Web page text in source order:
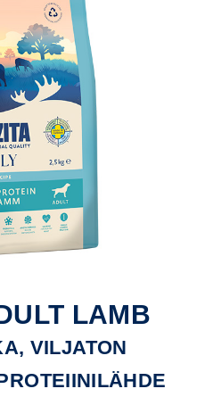
LAMB
VILJATON